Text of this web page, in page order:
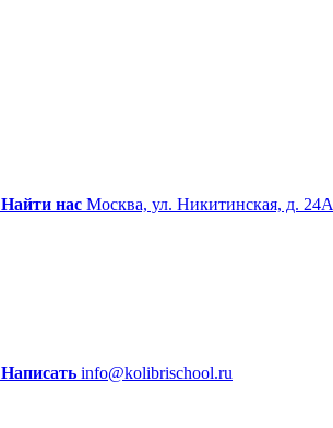
Найти нас Москва, ул. Никитинская, д. 24А
Написать info@kolibrischool.ru